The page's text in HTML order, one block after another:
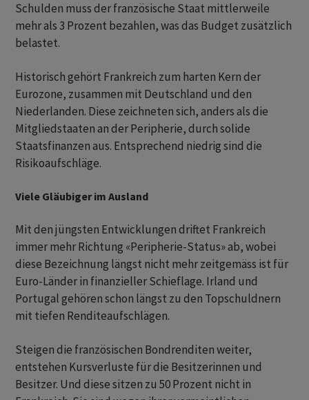
Schulden muss der französische Staat mittlerweile
mehr als 3 Prozent bezahlen, was das Budget zusätzlich
belastet.
Historisch gehört Frankreich zum harten Kern der
Eurozone, zusammen mit Deutschland und den
Niederlanden. Diese zeichneten sich, anders als die
Mitgliedstaaten an der Peripherie, durch solide
Staatsfinanzen aus. Entsprechend niedrig sind die
Risikoaufschläge.
Viele Gläubiger im Ausland
Mit den jüngsten Entwicklungen driftet Frankreich
immer mehr Richtung «Peripherie-Status» ab, wobei
diese Bezeichnung längst nicht mehr zeitgemäss ist für
Euro-Länder in finanzieller Schieflage. Irland und
Portugal gehören schon längst zu den Topschuldnern
mit tiefen Renditeaufschlägen.
Steigen die französischen Bondrenditen weiter,
entstehen Kursverluste für die Besitzerinnen und
Besitzer. Und diese sitzen zu 50 Prozent nicht in